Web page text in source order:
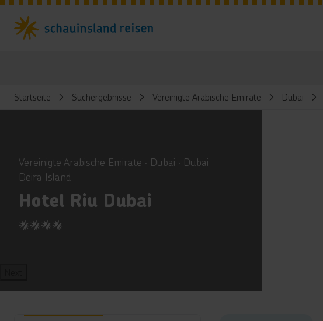
Startseite Suchergebnisse Vereinigte Arabische Emirate Dubai
Vereinigte Arabische Emirate ∙ Dubai ∙ Dubai -
Deira Island
Hotel Riu Dubai
4